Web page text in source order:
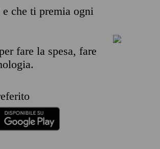
e che ti premia ogni
fare la spesa, fare